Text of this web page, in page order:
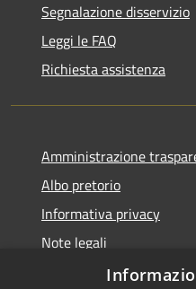
Segnalazione disservizio
Leggi le FAQ
Richiesta assistenza
Amministrazione
Albo pretorio
Informativa privacy
Note legali
Dichiarazione di